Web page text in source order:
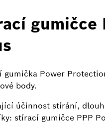
gumičce
gumička Power
body.
účinnost stírání,
stírací gumičce PPP